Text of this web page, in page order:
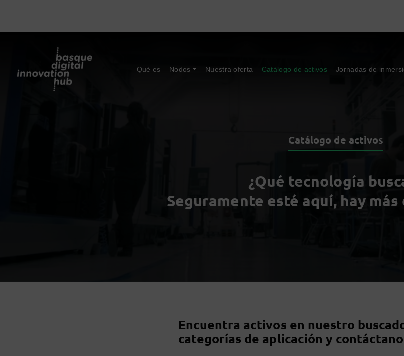
Qué es Nodos Nuestra oferta Catálogo de activos Jornadas de
Catálogo de activos
¿Qué tecnología
Seguramente esté aquí, hay más
Encuentra activos en nuestro
categorías de aplicación y